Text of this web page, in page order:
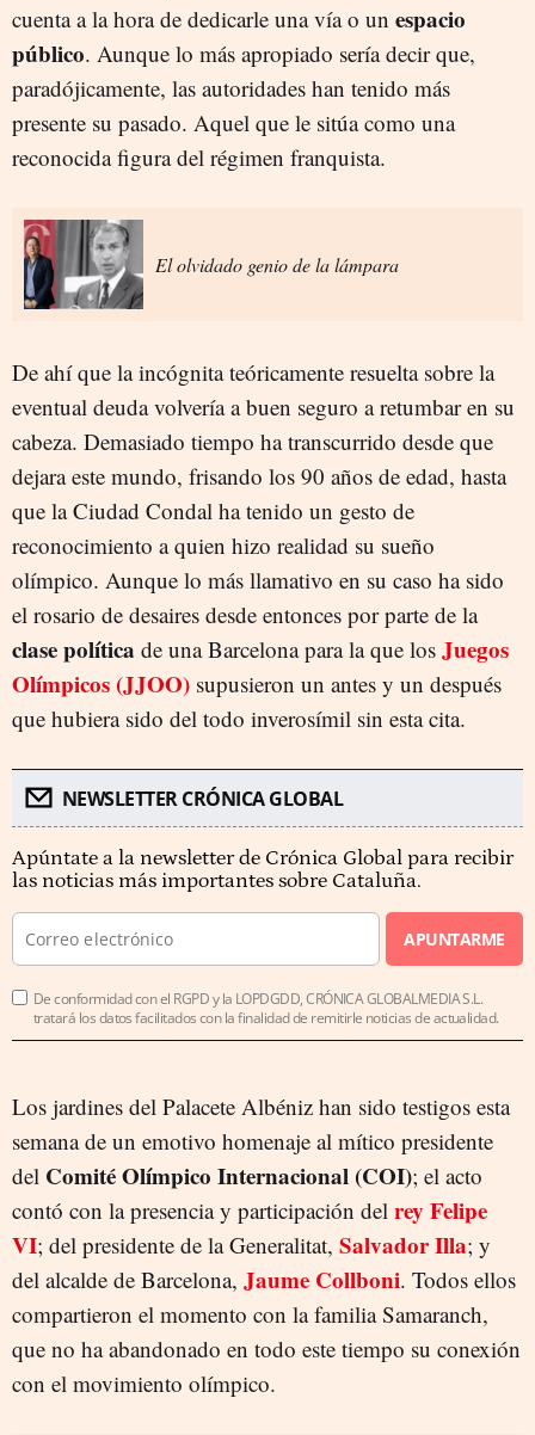
cuenta a la hora de dedicarle una vía o un espacio
público. Aunque lo más apropiado sería decir que,
paradójicamente, las autoridades han tenido más
presente su pasado. Aquel que le sitúa como una
reconocida figura del régimen franquista.
El olvidado genio de la lámpara
De ahí que la incógnita teóricamente resuelta sobre la
eventual deuda volvería a buen seguro a retumbar en su
cabeza. Demasiado tiempo ha transcurrido desde que
dejara este mundo, frisando los 90 años de edad, hasta
que la Ciudad Condal ha tenido un gesto de
reconocimiento a quien hizo realidad su sueño
olímpico. Aunque lo más llamativo en su caso ha sido
el rosario de desaires desde entonces por parte de la
clase política de una Barcelona para la que los Juegos
Olímpicos (JJOO) supusieron un antes y un después
que hubiera sido del todo inverosímil sin esta cita.
NEWSLETTER CRÓNICA GLOBAL
Apúntate a la newsletter de Crónica Global para recibir
las noticias más importantes sobre Cataluña.
APUNTARME
De conformidad con el RGPD y la LOPDGDD, CRÓNICA GLOBALMEDIA S.L.
tratará los datos facilitados con la finalidad de remitirle noticias de actualidad.
Los jardines del Palacete Albéniz han sido testigos esta
semana de un emotivo homenaje al mítico presidente
del Comité Olímpico Internacional (COI); el acto
contó con la presencia y participación del rey Felipe
VI; del presidente de la Generalitat, Salvador Illa; y
del alcalde de Barcelona, Jaume Collboni. Todos ellos
compartieron el momento con la familia Samaranch,
que no ha abandonado en todo este tiempo su conexión
con el movimiento olímpico.